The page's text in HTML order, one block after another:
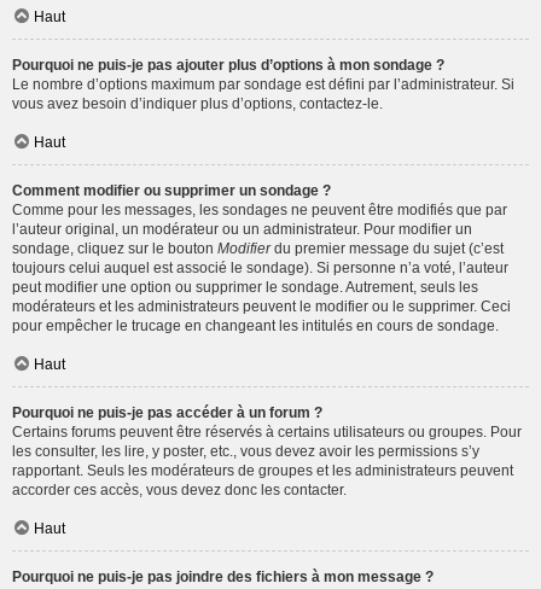
Haut
Pourquoi ne puis-je pas ajouter plus d’options à mon sondage ?
Le nombre d’options maximum par sondage est défini par l’administrateur. Si
vous avez besoin d’indiquer plus d’options, contactez-le.
Haut
Comment modifier ou supprimer un sondage ?
Comme pour les messages, les sondages ne peuvent être modifiés que par
l’auteur original, un modérateur ou un administrateur. Pour modifier un
sondage, cliquez sur le bouton Modifierdu premier message du sujet (c’est
toujours celui auquel est associé le sondage). Si personne n’a voté, l’auteur
peut modifier une option ou supprimer le sondage. Autrement, seuls les
modérateurs et les administrateurs peuvent le modifier ou le supprimer. Ceci
pour empêcher le trucage en changeant les intitulés en cours de sondage.
Haut
Pourquoi ne puis-je pas accéder à un forum ?
Certains forums peuvent être réservés à certains utilisateurs ou groupes. Pour
les consulter, les lire, y poster, etc., vous devez avoir les permissions s’y
rapportant. Seuls les modérateurs de groupes et les administrateurs peuvent
accorder ces accès, vous devez donc les contacter.
Haut
Pourquoi ne puis-je pas joindre des fichiers à mon message ?